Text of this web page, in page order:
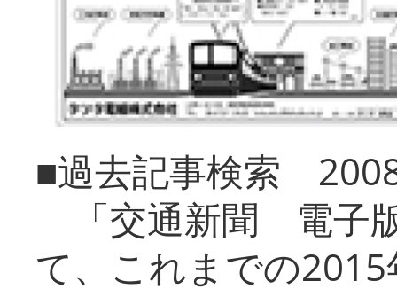
■過去記事検索
「交通新聞 電子
て、これまでの